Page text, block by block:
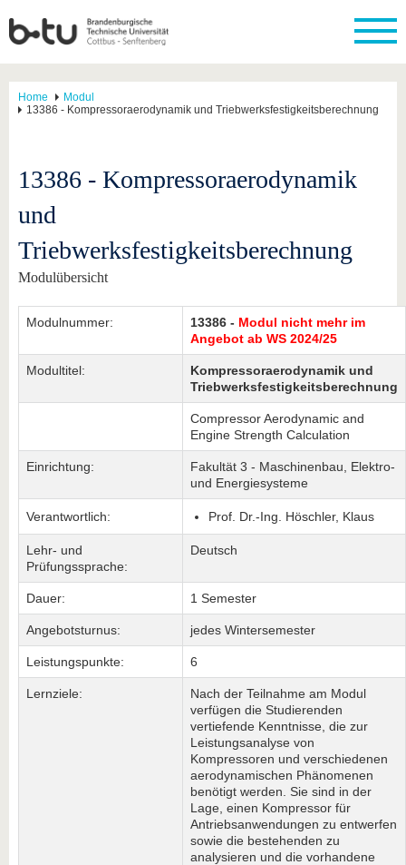
Home
Modul
13386 - Kompressoraerodynamik und Triebwerksfestigkeitsberechnung
13386 - Kompressoraerodynamik
und
Triebwerksfestigkeitsberechnung
Modulübersicht
Modulnummer: 13386 - Modul nicht mehr im
Angebot ab WS 2024/25
Modultitel:
Kompressoraerodynamik und
Triebwerksfestigkeitsberechnung
Compressor Aerodynamic and
Engine Strength Calculation
Einrichtung:
Fakultät 3 - Maschinenbau, Elektro-
und Energiesysteme
Verantwortlich: Prof. Dr.-Ing. Höschler, Klaus
Lehr- und
Prüfungssprache:
Deutsch
Dauer: 1 Semester
Angebotsturnus: jedes Wintersemester
Leistungspunkte: 6
Lernziele:
Nach der Teilnahme am Modul
verfügen die Studierenden
vertiefende Kenntnisse, die zur
Leistungsanalyse von
Kompressoren und verschiedenen
aerodynamischen Phänomenen
benötigt werden. Sie sind in der
Lage, einen Kompressor für
Antriebsanwendungen zu entwerfen
sowie die bestehenden zu
analysieren und die vorhandene